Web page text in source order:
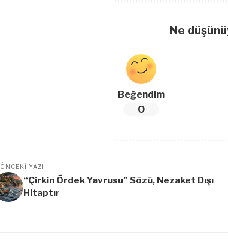
Ne
Beğendim
0
ÖNCEKI YAZI
“Çirkin Ördek Yavrusu” Sözü, Nezaket Dışı
Hitaptır